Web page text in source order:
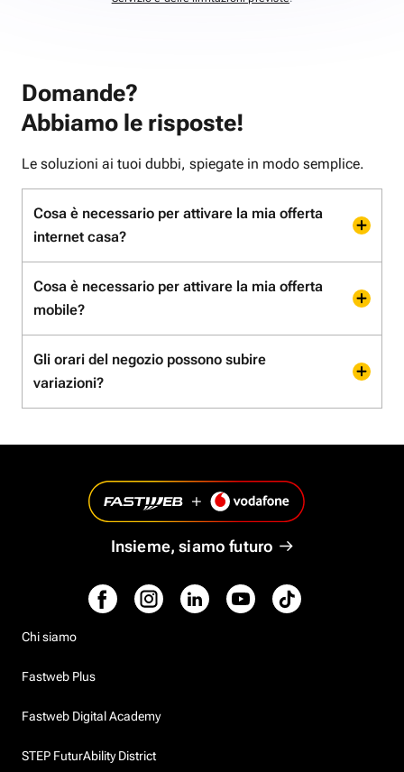
Domande?
Abbiamo le risposte!
Le soluzioni ai tuoi dubbi, spiegate in modo semplice.
Cosa è necessario per attivare la mia offerta
internet casa?
Cosa è necessario per attivare la mia offerta
mobile?
Gli orari del negozio possono subire
variazioni?
Insieme, siamo futuro
Chi siamo
Fastweb Plus
Fastweb Digital Academy
STEP FuturAbility District